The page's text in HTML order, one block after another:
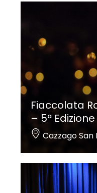
Fiaccolata
– 5ª Edizione
Cazzago